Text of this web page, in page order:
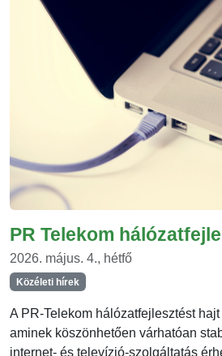
PR Telekom
2026. május. 4., hétfő
Közéleti hírek
A PR-Telekom hálózatfejlesztést
aminek köszönhetően várhatóan
internet- és televízió-szolgáltatás